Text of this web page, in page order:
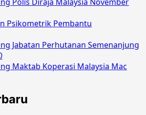
Psikometrik Pembantu
Jabatan Perhutanan Semenanjung
Maktab Koperasi Malaysia Mac